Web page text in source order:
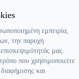
εμπειρία,
την παροχή
μας.
που χρησιμοποιείτε
και